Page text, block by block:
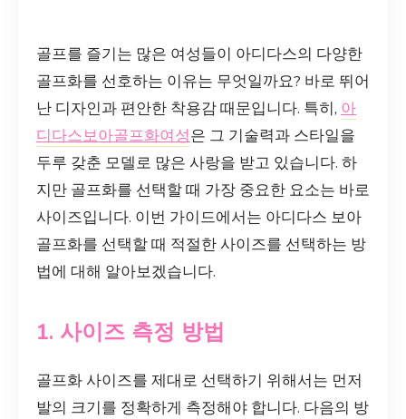
골프를 즐기는 많은 여성들이 아디다스의 다양한
골프화를 선호하는 이유는 무엇일까요? 바로 뛰어
난 디자인과 편안한 착용감 때문입니다. 특히, 아
디다스보아골프화여성은 그 기술력과 스타일을
두루 갖춘 모델로 많은 사랑을 받고 있습니다. 하
지만 골프화를 선택할 때 가장 중요한 요소는 바로
사이즈입니다. 이번 가이드에서는 아디다스 보아
골프화를 선택할 때 적절한 사이즈를 선택하는 방
법에 대해 알아보겠습니다.
1. 사이즈 측정 방법
골프화 사이즈를 제대로 선택하기 위해서는 먼저
발의 크기를 정확하게 측정해야 합니다. 다음의 방